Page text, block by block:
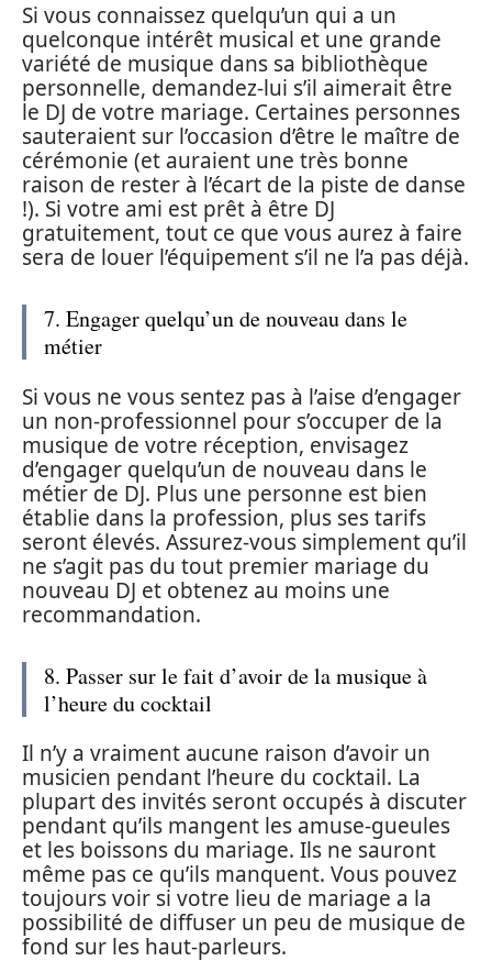
Si vous connaissez quelqu’un qui a un
quelconque intérêt musical et une grande
variété de musique dans sa bibliothèque
personnelle, demandez-lui s’il aimerait être
le DJ de votre mariage. Certaines personnes
sauteraient sur l’occasion d’être le maître de
cérémonie (et auraient une très bonne
raison de rester à l’écart de la piste de danse
!). Si votre ami est prêt à être DJ
gratuitement, tout ce que vous aurez à faire
sera de louer l’équipement s’il ne l’a pas déjà.
7. Engager quelqu’un de nouveau dans le
métier
Si vous ne vous sentez pas à l’aise d’engager
un non-professionnel pour s’occuper de la
musique de votre réception, envisagez
d’engager quelqu’un de nouveau dans le
métier de DJ. Plus une personne est bien
établie dans la profession, plus ses tarifs
seront élevés. Assurez-vous simplement qu’il
ne s’agit pas du tout premier mariage du
nouveau DJ et obtenez au moins une
recommandation.
8. Passer sur le fait d’avoir de la musique à
l’heure du cocktail
Il n’y a vraiment aucune raison d’avoir un
musicien pendant l’heure du cocktail. La
plupart des invités seront occupés à discuter
pendant qu’ils mangent les amuse-gueules
et les boissons du mariage. Ils ne sauront
même pas ce qu’ils manquent. Vous pouvez
toujours voir si votre lieu de mariage a la
possibilité de diffuser un peu de musique de
fond sur les haut-parleurs.